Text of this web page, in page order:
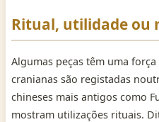
Ritual, utilidade ou
Algumas peças têm uma
cranianas são registadas
chineses mais antigos como
mostram utilizações rituais.